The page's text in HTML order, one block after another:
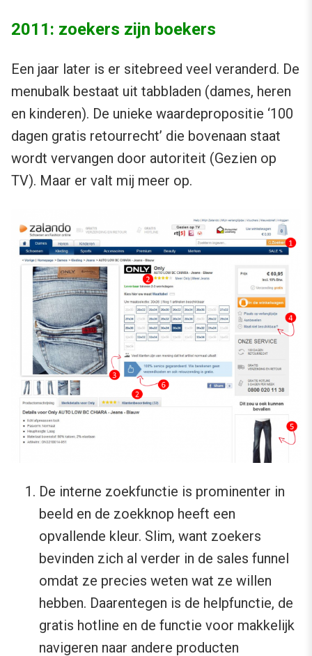
2011: zoekers zijn boekers
Een jaar later is er sitebreed veel veranderd. De
menubalk bestaat uit tabbladen (dames, heren
en kinderen). De unieke waardepropositie ‘100
dagen gratis retourrecht’ die bovenaan staat
wordt vervangen door autoriteit (Gezien op
TV). Maar er valt mij meer op.
De interne zoekfunctie is prominenter in
beeld en de zoekknop heeft een
opvallende kleur. Slim, want zoekers
bevinden zich al verder in de sales funnel
omdat ze precies weten wat ze willen
hebben. Daarentegen is de helpfunctie, de
gratis hotline en de functie voor makkelijk
navigeren naar andere producten